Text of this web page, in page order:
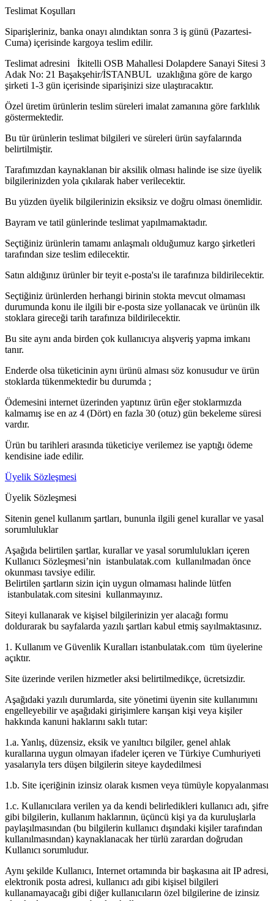
Teslimat Koşulları
Siparişleriniz, banka onayı alındıktan sonra 3 iş günü (Pazartesi-
Cuma) içerisinde kargoya teslim edilir.
Teslimat adresini İkitelli OSB Mahallesi Dolapdere Sanayi Sitesi 3
Adak No: 21 Başakşehir/İSTANBUL uzaklığına göre de kargo
şirketi 1-3 gün içerisinde siparişinizi size ulaştıracaktır.
Özel üretim ürünlerin teslim süreleri imalat zamanına göre farklılık
göstermektedir.
Bu tür ürünlerin teslimat bilgileri ve süreleri ürün sayfalarında
belirtilmiştir.
Tarafımızdan kaynaklanan bir aksilik olması halinde ise size üyelik
bilgilerinizden yola çıkılarak haber verilecektir.
Bu yüzden üyelik bilgilerinizin eksiksiz ve doğru olması önemlidir.
Bayram ve tatil günlerinde teslimat yapılmamaktadır.
Seçtiğiniz ürünlerin tamamı anlaşmalı olduğumuz kargo şirketleri
tarafından size teslim edilecektir.
Satın aldığınız ürünler bir teyit e-posta'sı ile tarafınıza bildirilecektir.
Seçtiğiniz ürünlerden herhangi birinin stokta mevcut olmaması
durumunda konu ile ilgili bir e-posta size yollanacak ve ürünün ilk
stoklara gireceği tarih tarafınıza bildirilecektir.
Bu site aynı anda birden çok kullanıcıya alışveriş yapma imkanı
tanır.
Enderde olsa tüketicinin aynı ürünü alması söz konusudur ve ürün
stoklarda tükenmektedir bu durumda ;
Ödemesini internet üzerinden yaptınız ürün eğer stoklarmızda
kalmamış ise en az 4 (Dört) en fazla 30 (otuz) gün bekeleme süresi
vardır.
Ürün bu tarihleri arasında tüketiciye verilemez ise yaptığı ödeme
kendisine iade edilir.
Üyelik Sözleşmesi
Üyelik Sözleşmesi
Sitenin genel kullanım şartları, bununla ilgili genel kurallar ve yasal
sorumluluklar
Aşağıda belirtilen şartlar, kurallar ve yasal sorumlulukları içeren
Kullanıcı Sözleşmesi’nin istanbulatak.com kullanılmadan önce
okunması tavsiye edilir.
Belirtilen şartların sizin için uygun olmaması halinde lütfen
istanbulatak.com sitesini kullanmayınız.
Siteyi kullanarak ve kişisel bilgilerinizin yer alacağı formu
doldurarak bu sayfalarda yazılı şartları kabul etmiş sayılmaktasınız.
1. Kullanım ve Güvenlik Kuralları istanbulatak.com tüm üyelerine
açıktır.
Site üzerinde verilen hizmetler aksi belirtilmedikçe, ücretsizdir.
Aşağıdaki yazılı durumlarda, site yönetimi üyenin site kullanımını
engelleyebilir ve aşağıdaki girişimlere karışan kişi veya kişiler
hakkında kanuni haklarını saklı tutar:
1.a. Yanlış, düzensiz, eksik ve yanıltıcı bilgiler, genel ahlak
kurallarına uygun olmayan ifadeler içeren ve Türkiye Cumhuriyeti
yasalarıyla ters düşen bilgilerin siteye kaydedilmesi
1.b. Site içeriğinin izinsiz olarak kısmen veya tümüyle kopyalanması
1.c. Kullanıcılara verilen ya da kendi belirledikleri kullanıcı adı, şifre
gibi bilgilerin, kullanım haklarının, üçüncü kişi ya da kuruluşlarla
paylaşılmasından (bu bilgilerin kullanıcı dışındaki kişiler tarafından
kullanılmasından) kaynaklanacak her türlü zarardan doğrudan
Kullanıcı sorumludur.
Aynı şekilde Kullanıcı, Internet ortamında bir başkasına ait IP adresi,
elektronik posta adresi, kullanıcı adı gibi kişisel bilgileri
kullanamayacağı gibi diğer kullanıcıların özel bilgilerine de izinsiz